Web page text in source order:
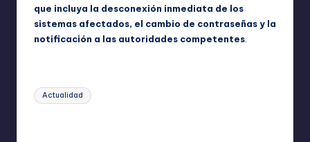
que incluya la desconexión inmediata de los
sistemas afectados, el cambio de contraseñas y la
notificación a las autoridades competentes.
Etiquetas:
Actualidad